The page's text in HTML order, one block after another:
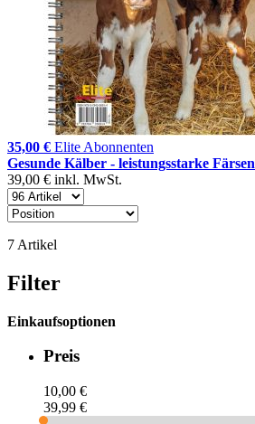
35,00 € Elite Abonnenten
Gesunde Kälber - leistungsstarke Färsen
39,00 € inkl. MwSt.
7 Artikel
Filter
Einkaufsoptionen
Preis
10,00 €
39,99 €